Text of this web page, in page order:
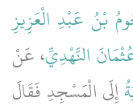
بْنُ عَبْدِ الْعَزِيزِ
النَّهْدِيِّ، عَنْ
إِلَى الْمَسْجِدِ فَقَالَ